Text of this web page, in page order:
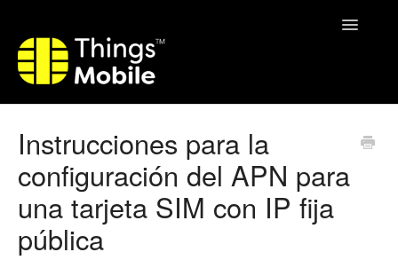
Toggle
Instrucciones para la
configuración del APN para
una tarjeta SIM con IP fija
pública